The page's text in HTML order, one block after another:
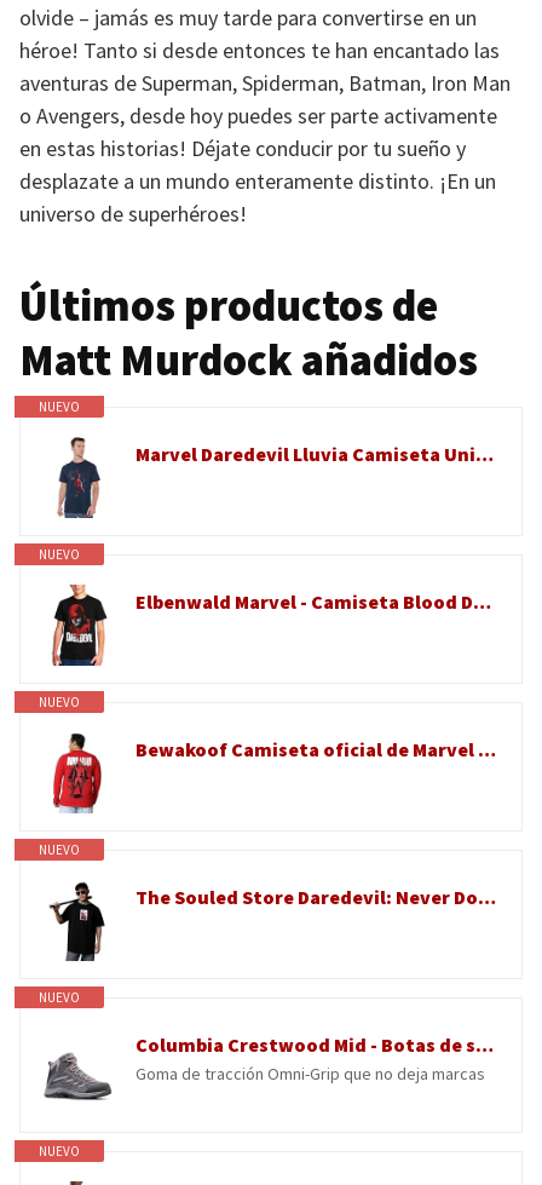
olvide – jamás es muy tarde para convertirse en un
héroe! Tanto si desde entonces te han encantado las
aventuras de Superman, Spiderman, Batman, Iron Man
o Avengers, desde hoy puedes ser parte activamente
en estas historias! Déjate conducir por tu sueño y
desplazate a un mundo enteramente distinto. ¡En un
universo de superhéroes!
Últimos productos de
Matt Murdock añadidos
NUEVO
Marvel Daredevil Lluvia Camiseta Unisex, Marino, L
NUEVO
Elbenwald Marvel - Camiseta Blood Daredevil de gran formato, estampado frontal, cuello redondo, unisex, color negro, 100% algodón, Negro , S
NUEVO
Bewakoof Camiseta oficial de Marvel Daredevil con estampado gráfico para hombre, manga completa, cuello redondo, algodón, talla grande, Rojo intenso_694259, 50
NUEVO
The Souled Store Daredevil: Never Done - Camiseta de manga corta para hombre y niño, cuello alto, estampado gráfico negro, casual, ligera, con hombros caídos, moda, negro, 42
NUEVO
Columbia Crestwood Mid - Botas de senderismo impermeables para mujer, Grafito Daredevil, 5 UK Wide
Goma de tracción Omni-Grip que no deja marcas
NUEVO